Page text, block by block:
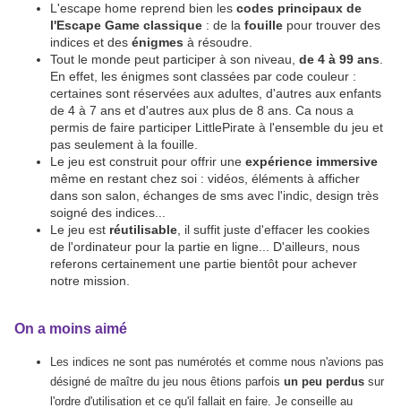
L'escape home reprend bien les codes principaux de
l'Escape Game classique : de la fouille pour trouver des
indices et des énigmes à résoudre.
Tout le monde peut participer à son niveau, de 4 à 99 ans
En effet, les énigmes sont classées par code couleur :
certaines sont réservées aux adultes, d'autres aux enfants
de 4 à 7 ans et d'autres aux plus de 8 ans. Ca nous a
permis de faire participer LittlePirate à l'ensemble du jeu et
pas seulement à la fouille.
Le jeu est construit pour offrir une expérience immersive
même en restant chez soi : vidéos, éléments à afficher
dans son salon, échanges de sms avec l'indic, design très
soigné des indices...
Le jeu est réutilisable , il suffit juste d'effacer les cookies
de l'ordinateur pour la partie en ligne... D'ailleurs, nous
referons certainement une partie bientôt pour achever
notre mission.
On a moins aimé
Les indices ne sont pas numérotés et comme nous n'avions pas
désigné de maître du jeu nous êtions parfois un peu perdus sur
l'ordre d'utilisation et ce qu'il fallait en faire. Je conseille au